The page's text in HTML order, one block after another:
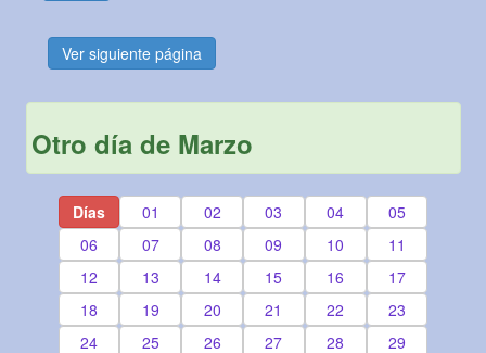
Ver siguiente página
Otro día de Marzo
Días 01 02 03 04
05
06
07 08 09 10
11
12
13 14 15 16
17
18
19 20 21 22
23
24
25 26 27 28
29